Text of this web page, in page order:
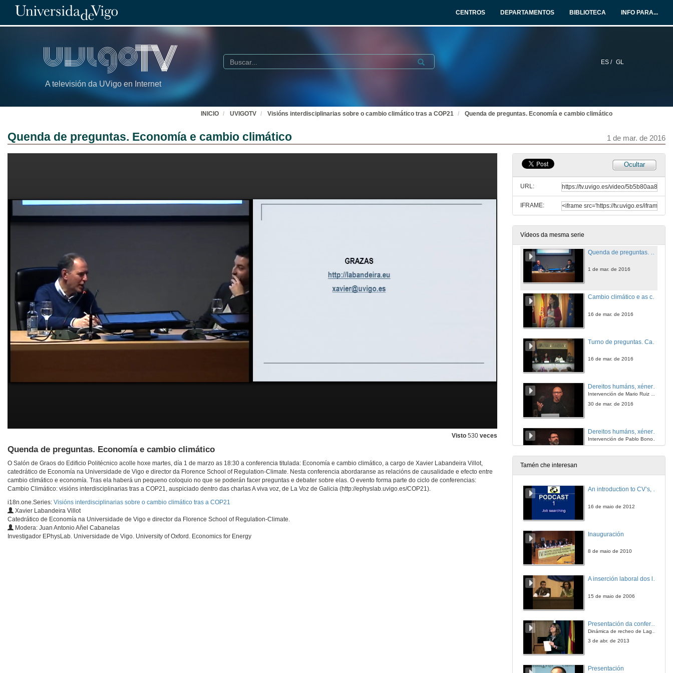
CENTROS DEPARTAMENTOS BIBLIOTECA INFO PARA...
A televisión da UVigo en Internet
ES / GL
Buscar Submit
INICIO UVIGOTV Visións interdisciplinarias sobre o cambio climático tras a COP21 Quenda de preguntas. Economía e cambio climático
Quenda de preguntas. Economía e cambio climático 1 de mar. de 2016
Visto 530 veces
Quenda de preguntas. Economía e cambio climático
O Salón de Graos do Edificio Politécnico acolle hoxe martes, día 1 de marzo as 18:30 a conferencia titulada: Economía e cambio climático, a cargo de Xavier Labandeira Villot,
catedrático de Economía na Universidade de Vigo e director da Florence School of Regulation-Climate. Nesta conferencia abordaranse as relacións de causalidade e efecto entre
cambio climático e economía. Tras ela haberá un pequeno coloquio no que se poderán facer preguntas e debater sobre elas. O evento forma parte do ciclo de conferencias:
Cambio Climático: visións interdisciplinarias tras a COP21, auspiciado dentro das charlas A viva voz, de La Voz de Galicia (http://ephyslab.uvigo.es/COP21).
i18n.one.Series: Visións interdisciplinarias sobre o cambio climático tras a COP21
Xavier Labandeira Villot
Catedrático de Economía na Universidade de Vigo e director da Florence School of Regulation-Climate.
Modera: Juan Antonio Añel Cabanelas
Investigador EPhysLab. Universidade de Vigo. University of Oxford. Economics for Energy
Ocultar
URL:
IFRAME:
Vídeos da mesma serie
Economía e cambio climático
1 de mar. de 2016
1 de mar. de 2016
Cambio climático e as cidades
16 de mar. de 2016
16 de mar. de 2016
Dereitos humáns, xénero e o cambio climático
Intervención de Mario Ruiz Sanz
30 de mar. de 2016
Intervención de Pablo Bonorino
Quenda de Preguntas. Dereitos humáns, xénero e o cambio climático
13 de abr. de 2016
27 de abr. de 2016
Tamén che interesan
An introduction to CV’s, letters, and job searching
16 de maio de 2012
Inauguración
8 de maio de 2010
A inserción laboral dos licenciados en Ciencias do Mar: a carreira investigadora
15 de maio de 2006
Dinámica de recheo de Lagoons en arrecifes de coral
3 de abr. de 2013
Presentación